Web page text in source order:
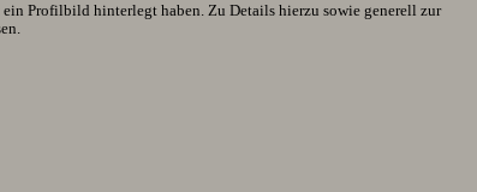
Profilbild hinterlegt haben. Zu Details hierzu sowie generell zur